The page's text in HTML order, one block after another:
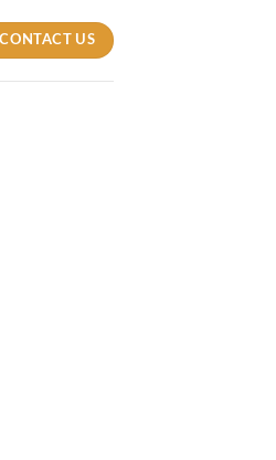
CONTACT US